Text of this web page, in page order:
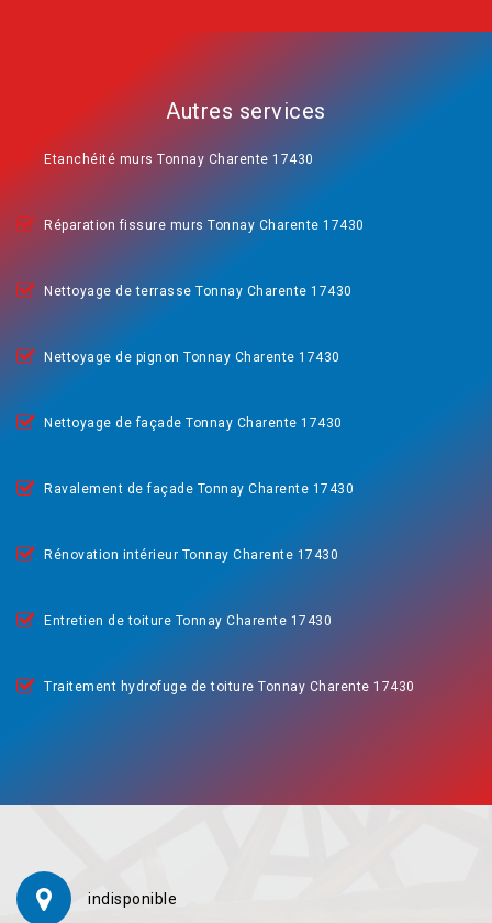
Autres services
Etanchéité murs Tonnay Charente 17430
Réparation fissure murs Tonnay Charente 17430
Nettoyage de terrasse Tonnay Charente 17430
Nettoyage de pignon Tonnay Charente 17430
Nettoyage de façade Tonnay Charente 17430
Ravalement de façade Tonnay Charente 17430
Rénovation intérieur Tonnay Charente 17430
Entretien de toiture Tonnay Charente 17430
Traitement hydrofuge de toiture Tonnay Charente 17430
indisponible